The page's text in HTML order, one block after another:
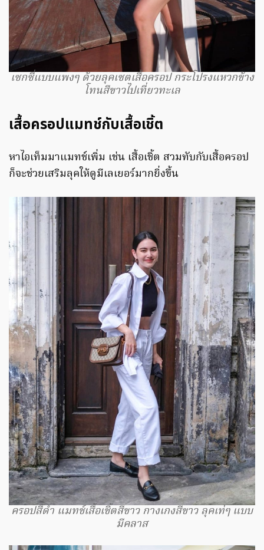
เซกซี่แบบแพงๆ ด้วยลุคเซตเสื้อครอป กระโปรงแหวกข้าง
โทนสีขาวไปเที่ยวทะเล
เสื้อครอปแมทช์กับเสื้อเชิ้ต
หาไอเท็มมาแมทช์เพิ่ม เช่น เสื้อเชิ้ต สวมทับกับเสื้อครอป
ก็จะช่วยเสริมลุคให้ดูมีเลเยอร์มากยิ่งขึ้น
ครอปสีดำ แมทช์เสื้อเชิ้ตสีขาว กางเกงสีขาว ลุคเท่ๆ แบบ
มีคลาส